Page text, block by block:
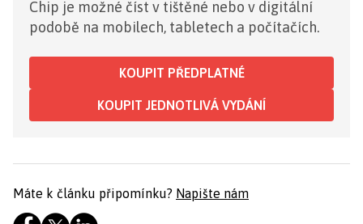
Chip je možné číst v tištěné nebo v digitální
podobě na mobilech, tabletech a počítačích.
KOUPIT PŘEDPLATNÉ
KOUPIT JEDNOTLIVÁ VYDÁNÍ
Máte k článku připomínku? Napište nám